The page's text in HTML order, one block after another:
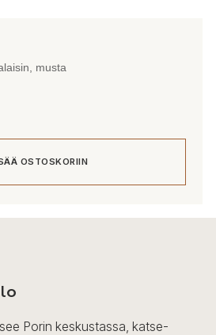
musta
OSTOSKORIIN
Porin keskustassa, katse-